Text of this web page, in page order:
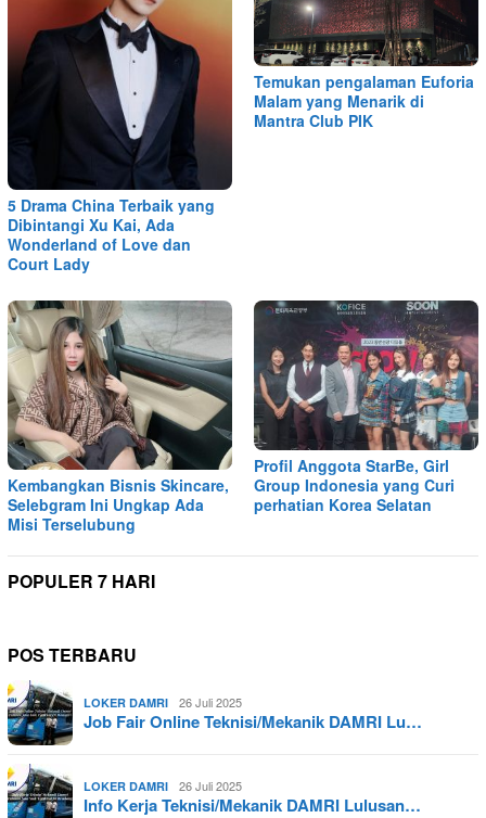
5 Drama China Terbaik yang
Dibintangi Xu Kai, Ada
Wonderland of Love dan
Court Lady
Temukan pengalaman Euforia
Malam yang Menarik di
Mantra Club PIK
Kembangkan Bisnis Skincare,
Selebgram Ini Ungkap Ada
Misi Terselubung
Profil Anggota StarBe, Girl
Group Indonesia yang Curi
perhatian Korea Selatan
POPULER 7 HARI
POS TERBARU
LOKER DAMRI 26 Juli 2025
Job Fair Online Teknisi/Mekanik DAMRI Lu…
LOKER DAMRI 26 Juli 2025
Info Kerja Teknisi/Mekanik DAMRI Lulusan…